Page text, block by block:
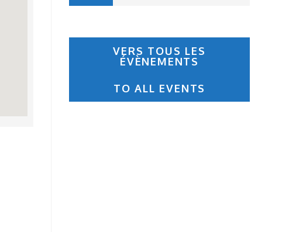
VERS TOUS LES
ÉVÈNEMENTS
TO ALL EVENTS